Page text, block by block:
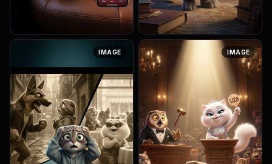
[Lighting: cinematic] Art style:
3D Pixar Animation, Zootopia
aesthetic, highly detailed
animation. 3D Pixar style.
Desperate, Tanya the...
[Lighting: cinematic] Art style:
3D Pixar Animation, Zootopia
aesthetic, highly detailed
animation. 3D Pixar style.
Tanya the cat stands...
IMAGE IMAGE